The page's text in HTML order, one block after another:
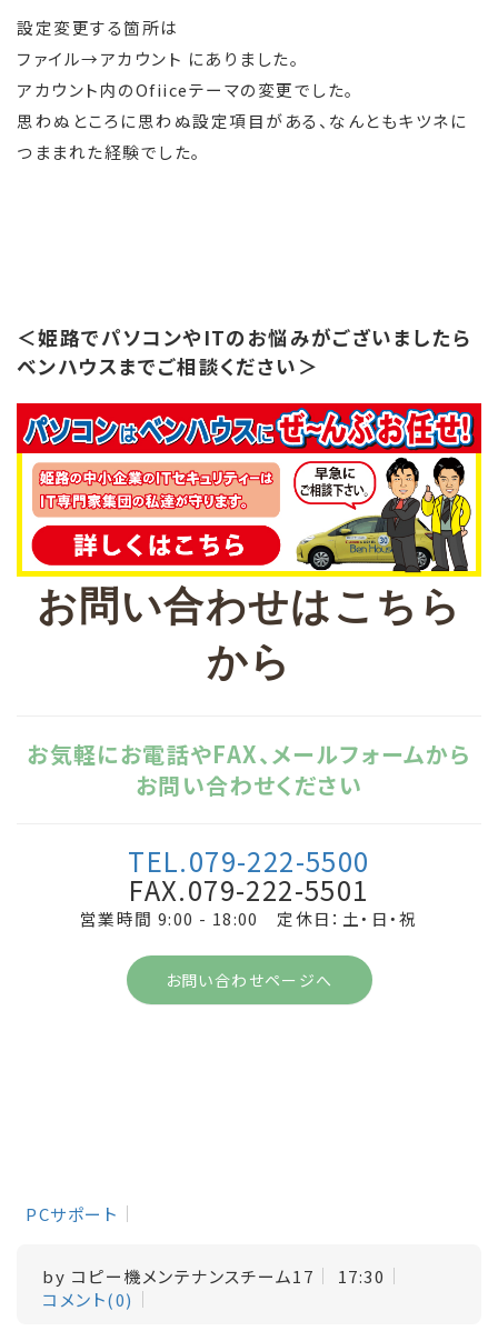
設定変更する箇所は
ファイル→アカウント にありました。
アカウント内のOfiiceテーマの変更でした。
思わぬところに思わぬ設定項目がある、なんともキツネに
つままれた経験でした。
＜姫路でパソコンやITのお悩みがございましたら
ベンハウスまでご相談ください＞
お問い合わせはこちら
から
お気軽にお電話やFAX、メールフォームから
お問い合わせください
TEL.079-222-5500
FAX.079-222-5501
営業時間 9:00 - 18:00 定休日：土・日・祝
お問い合わせページへ
PCサポート
by コピー機メンテナンスチーム17
17:30
コメント(0)